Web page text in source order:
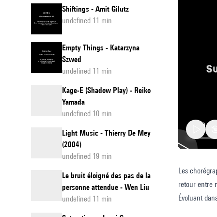
Shiftings - Amit Gilutz
undefined 11 min
Empty Things - Katarzyna
Szwed
undefined 11 min
Kage-E (Shadow Play) - Reiko
Yamada
undefined 10 min
Light Music - Thierry De Mey
(2004)
undefined 19 min
Le bruit éloigné des pas de la
personne attendue - Wen Liu
undefined 11 min
de
l’atelier
Les
retour entre
Évoluant